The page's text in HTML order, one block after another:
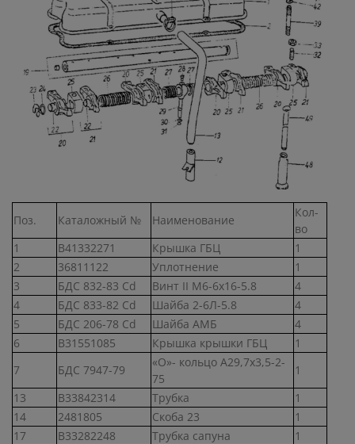
Поз. Каталожный № Наименование
Кол-
во
1
В41332271 Крышка ГБЦ
1
2
36811122 Уплотнение
1
3
БДС 832-83 Cd Винт II М6-6х16-5.8
4
4
БДС 833-82 Cd Шайба 2-6Л-5.8
4
5
БДС 206-78 Cd Шайба АМБ
4
6
В31551085 Крышка крышки ГБЦ
1
7
БДС 7947-79
«О»- кольцо А29,7х3,5-2-
75
1
13
В33842314 Трубка
1
14
2481805 Скоба 23
1
17
В33282248 Трубка сапуна
1